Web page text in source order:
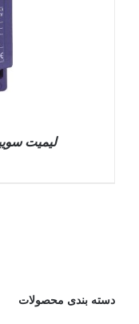
لیمیت
دسته بندی محصولات